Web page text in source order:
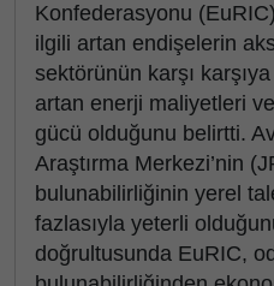
Konfederasyonu
ilgili artan endişelerin
sektörünün karşı
artan enerji maliyetleri
gücü olduğunu belirtti.
Araştırma Merkezi’nin
bulunabilirliğinin yerel
fazlasıyla yeterli
doğrultusunda EuRIC,